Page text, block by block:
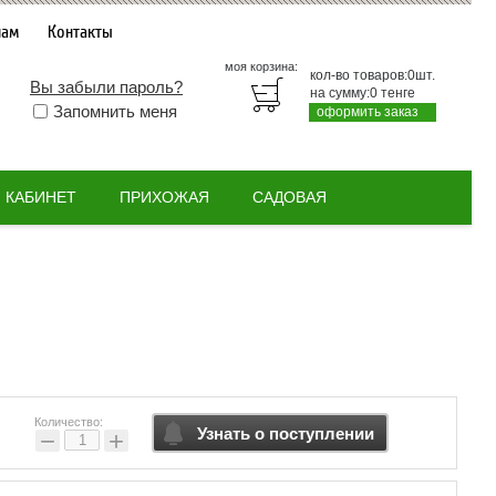
Контакты
Вы забыли пароль?
Запомнить меня
моя корзина:
кол-во товаров:0шт.
на сумму:0 тенге
оформить заказ
КАБИНЕТ ПРИХОЖАЯ САДОВАЯ
Количество:
− + Узнать о поступлении